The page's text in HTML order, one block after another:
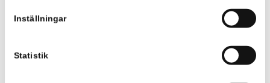
Inställningar
Statistik